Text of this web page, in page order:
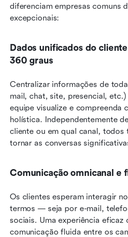
diferenciam empresas comuns
excepcionais:
Dados unificados do
360 graus
Centralizar informações de
mail, chat, site, presencial,
equipe visualize e compreenda
holística. Independentemente
cliente ou em qual canal,
tornar as conversas
Comunicação omnicanal e
Os clientes esperam interagir
termos — seja por e-mail,
sociais. Uma experiência eficaz
comunicação fluida entre os